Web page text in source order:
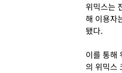
위믹스는
해 이용자
됐다.
이를 통해
의 위믹스